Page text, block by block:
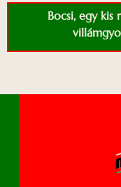
Bocsi, egy kis